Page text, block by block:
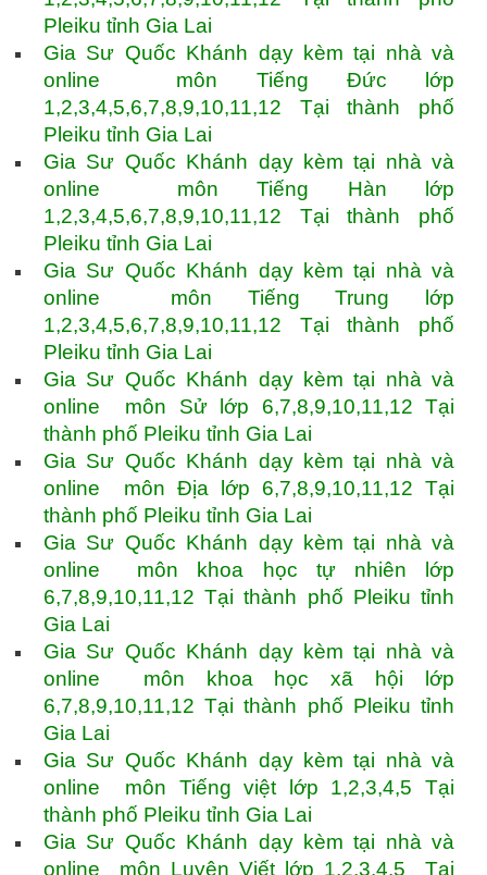
Pleiku tỉnh Gia Lai
Gia Sư Quốc Khánh dạy kèm tại nhà và
online môn Tiếng Đức lớp
1,2,3,4,5,6,7,8,9,10,11,12 Tại thành phố
Pleiku tỉnh Gia Lai
Gia Sư Quốc Khánh dạy kèm tại nhà và
online môn Tiếng Hàn lớp
1,2,3,4,5,6,7,8,9,10,11,12 Tại thành phố
Pleiku tỉnh Gia Lai
Gia Sư Quốc Khánh dạy kèm tại nhà và
online môn Tiếng Trung lớp
1,2,3,4,5,6,7,8,9,10,11,12 Tại thành phố
Pleiku tỉnh Gia Lai
Gia Sư Quốc Khánh dạy kèm tại nhà và
online môn Sử lớp 6,7,8,9,10,11,12 Tại
thành phố Pleiku tỉnh Gia Lai
Gia Sư Quốc Khánh dạy kèm tại nhà và
online môn Địa lớp 6,7,8,9,10,11,12 Tại
thành phố Pleiku tỉnh Gia Lai
Gia Sư Quốc Khánh dạy kèm tại nhà và
online môn khoa học tự nhiên lớp
6,7,8,9,10,11,12 Tại thành phố Pleiku tỉnh
Gia Lai
Gia Sư Quốc Khánh dạy kèm tại nhà và
online môn khoa học xã hội lớp
6,7,8,9,10,11,12 Tại thành phố Pleiku tỉnh
Gia Lai
Gia Sư Quốc Khánh dạy kèm tại nhà và
online môn Tiếng việt lớp 1,2,3,4,5 Tại
thành phố Pleiku tỉnh Gia Lai
Gia Sư Quốc Khánh dạy kèm tại nhà và
online môn Luyện Viết lớp 1,2,3,4,5 Tại